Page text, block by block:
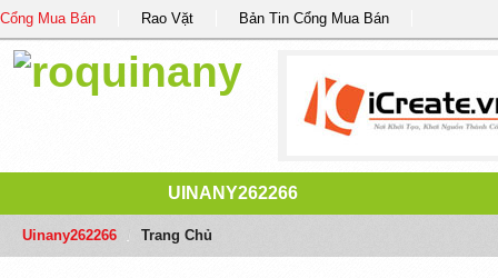
Cổng Mua Bán Rao Vặt Bản Tin Cổng Mua Bán
UINANY262266
Uinany262266 Trang Chủ